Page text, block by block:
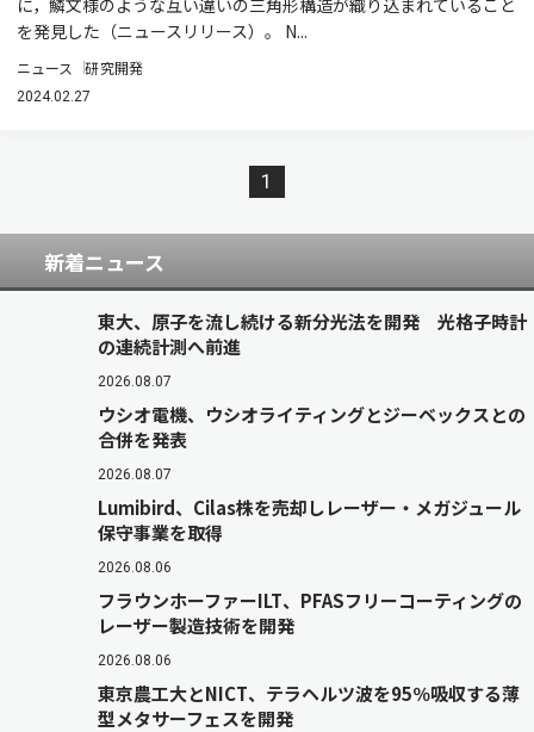
に，鱗文様のような互い違いの三角形構造が織り込まれていること
を発見した（ニュースリリース）。 N...
ニュース 研究開発
2024.02.27
1
新着ニュース
東大、原子を流し続ける新分光法を開発 光格子時計
の連続計測へ前進
2026.08.07
ウシオ電機、ウシオライティングとジーベックスとの
合併を発表
2026.08.07
Lumibird、Cilas株を売却しレーザー・メガジュール
保守事業を取得
2026.08.06
フラウンホーファーILT、PFASフリーコーティングの
レーザー製造技術を開発
2026.08.06
東京農工大とNICT、テラヘルツ波を95％吸収する薄
型メタサーフェスを開発